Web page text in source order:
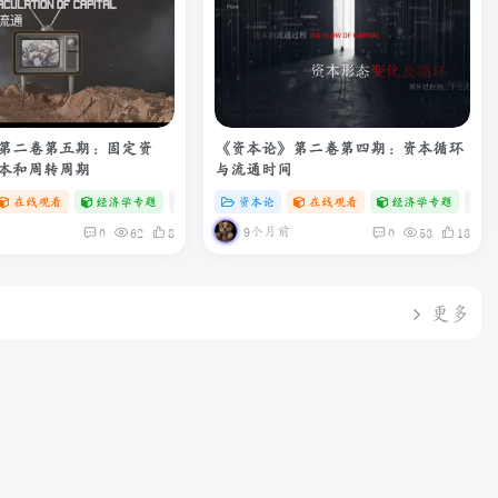
二卷第五期：固定资
和周转周期
在线观看 经济学专题 # zibll # C
0 62 8
《资本论》第二卷第四期：资本循环
与流通时间
资本论 在线观看 经济学专题
9个月前 0 53 13
更多